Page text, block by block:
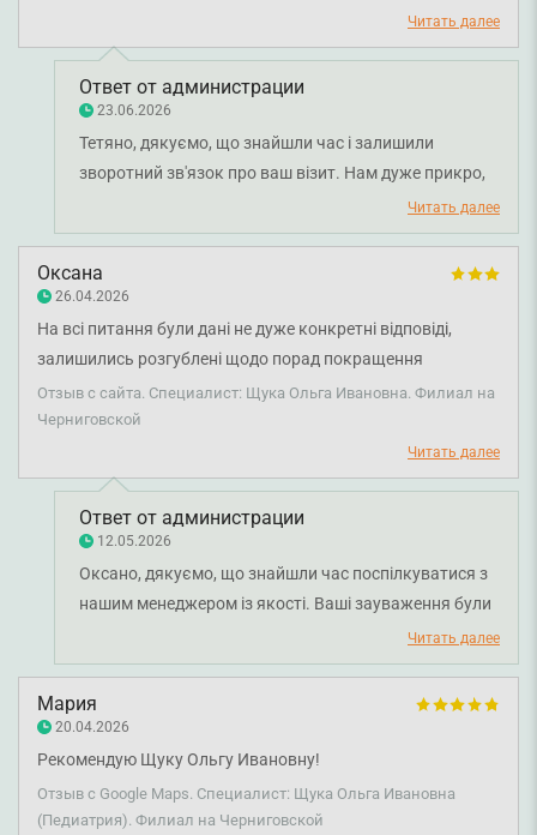
стосувалися мети звернення. Після прийому залишилося
враження непрофесійного та неетичного ставлення до
пацієнта.
Читать далее
Ответ от администрации
23.06.2026
Тетяно, дякуємо, що знайшли час і залишили
зворотний зв'язок про ваш візит. Нам дуже прикро,
що у вас склалися такі враження про лікаря. Ми
передали ваші слова менеджеру з якості для
детального опрацювання ситуації. Бажаємо вам
міцного здоров'я.
Читать далее
Оксана
26.04.2026
На всі питання були дані не дуже конкретні відповіді,
залишились розгублені щодо порад покращення
прикорму, лікарка не знала, що ЗАК є рекомендованим
для нашого віку, не знала, що існують підгузки для
рекомендації. Щодо вакцинації - інформація була надана
зрозуміло і точно, навіть роздрукувала паспорт з усіма
нашими вакцинами зробленими. Медсестра і лікарка не
могли одразу вирішити куди ставити вакцину - в руку чи
ногу, медсестра не привіталась і не попрощалася
виходячи з кабінету, на рецепції також нас не спитали чи
все сподобалось, як зазвичай це прийнято в клініці. Дану
дуже враження, у порівнянні з філією на Либідській.
Отзыв с сайта. Специалист: Щука Ольга Ивановна. Филиал на
Черниговской
Читать далее
Ответ от администрации
12.05.2026
Оксано, дякуємо, що знайшли час поспілкуватися з
нашим менеджером із якості. Ваші зауваження були
передані керівництву клініки. Бажаємо вам міцного
здоров’я!
Читать далее
Мария
20.04.2026
Рекомендую Щуку Ольгу Ивановну!
Отзыв с Google Maps. Специалист: Щука Ольга Ивановна
(Педиатрия). Филиал на Черниговской